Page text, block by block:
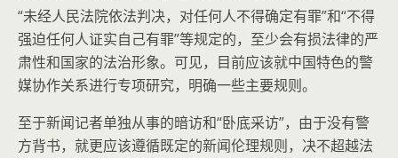
“未经人民法院依法判决，对任何人不得确定有罪”和“不得
强迫任何人证实自己有罪”等规定的，至少会有损法律的严
肃性和国家的法治形象。可见，目前应该就中国特色的警
媒协作关系进行专项研究，明确一些主要规则。
至于新闻记者单独从事的暗访和“卧底采访”，由于没有警
方背书，就更应该遵循既定的新闻伦理规则，决不超越法